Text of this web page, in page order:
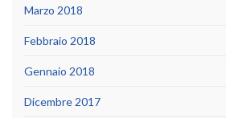
Marzo 2018
Febbraio 2018
Gennaio 2018
Dicembre 2017